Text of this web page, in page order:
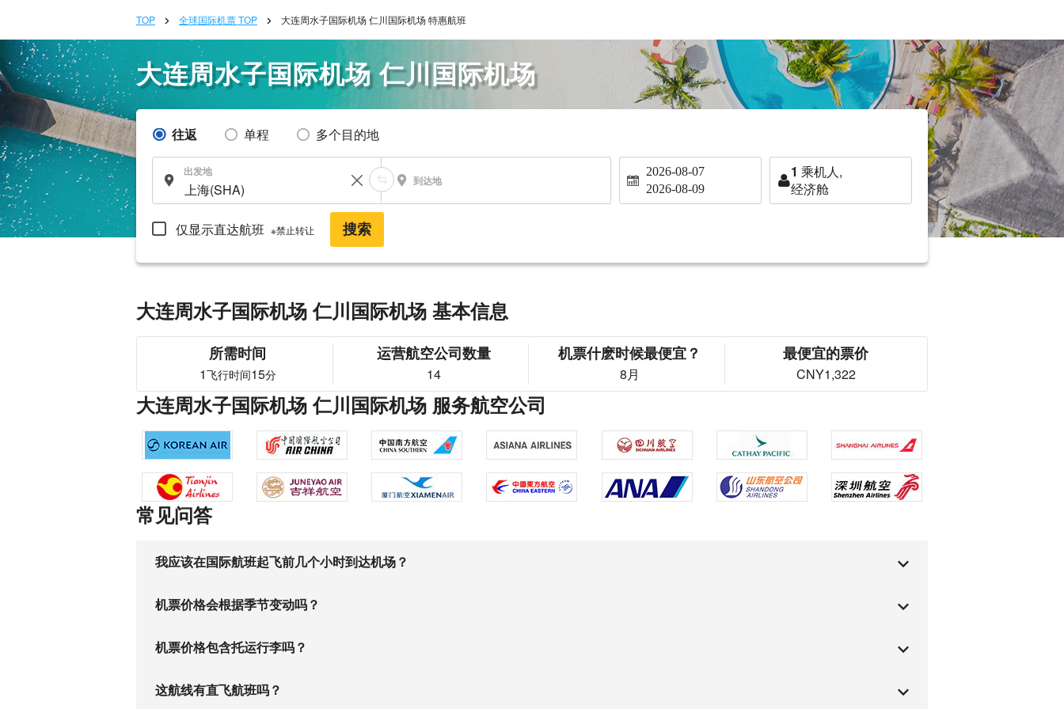
TOP 全球国际机票 TOP 大连周水子国际机场 仁川国际机场 特惠航班
大连周水子国际机场 仁川国际机场
往返 单程 多个目的地
出发地
到达地
2026-08-07
2026-08-09
1 乘机人,
经济舱
仅显示直达航班 ※禁止转让 搜索
大连周水子国际机场 仁川国际机场 基本信息
所需时间
1飞行时间15分
运营航空公司数量
14
机票什麽时候最便宜？
8月
最便宜的票价
CNY1,322
大连周水子国际机场 仁川国际机场 服务航空公司
常见问答
我应该在国际航班起飞前几个小时到达机场？
机票价格会根据季节变动吗？
机票价格包含托运行李吗？
这航线有直飞航班吗？